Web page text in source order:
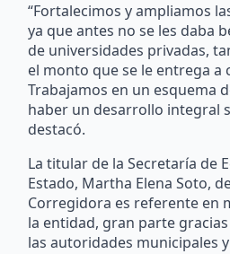
“Fortalecimos y ampliamos
ya que antes no se les daba
de universidades privadas,
el monto que se le entrega a
Trabajamos en un esquema
haber un desarrollo integral
destacó.
La titular de la Secretaría de
Estado, Martha Elena Soto,
Corregidora es referente en
la entidad, gran parte
las autoridades municipales